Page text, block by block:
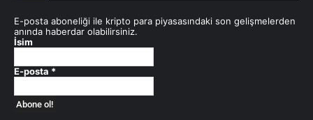
E-posta aboneliği ile kripto para piyasasındaki son gelişmelerden
anında haberdar olabilirsiniz.
İsim
E-posta *